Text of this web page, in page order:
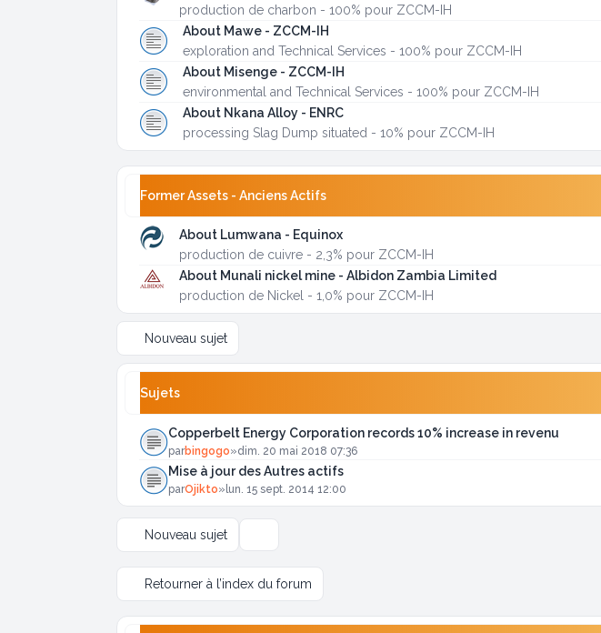
production de charbon - 100% pour ZCCM-IH
About Mawe - ZCCM-IH
exploration and Technical Services - 100% pour ZCCM-IH
About Misenge - ZCCM-IH
environmental and Technical Services - 100% pour ZCCM-IH
About Nkana Alloy - ENRC
processing Slag Dump situated - 10% pour ZCCM-IH
Former Assets - Anciens Actifs
About Lumwana - Equinox
production de cuivre - 2,3% pour ZCCM-IH
About Munali nickel mine - Albidon Zambia Limited
production de Nickel - 1,0% pour ZCCM-IH
Nouveau sujet
Sujets
Copperbelt Energy Corporation records 10% increase in revenu
parbingogo»dim. 20 mai 2018 07:36
Mise à jour des Autres actifs
parOjikto»lun. 15 sept. 2014 12:00
Nouveau sujet
Retourner à l’index du forum